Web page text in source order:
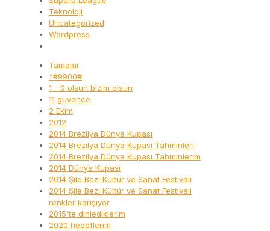
Teknoloji
Uncategorized
Wordpress
Tamamı
*#9900#
1 - 0 olsun bizim olsun
11 güvence
2 Ekim
2012
2014 Brezilya Dünya Kupası
2014 Brezilya Dünya Kupası Tahminleri
2014 Brezilya Dünya Kupası Tahminlerim
2014 Dünya Kupası
2014 Şile Bezi Kültür ve Sanat Festivali
2014 Şile Bezi Kültür ve Sanat Festivali
renkler karışıyor
2015'te dinlediklerim
2020 hedeflerim